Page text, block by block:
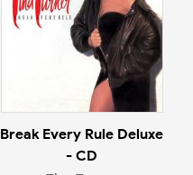
Break Every Rule Deluxe
- CD